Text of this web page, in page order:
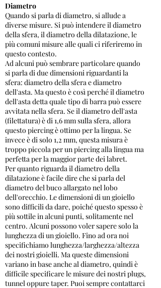
Diametro
Quando si parla di diametro, si allude a
diverse misure. Si può intendere il diametro
della sfera, il diametro della dilatazione, le
più comuni misure alle quali ci riferiremo in
questo contesto.
Ad alcuni può sembrare particolare quando
si parla di due dimensioni riguardanti la
sfera: diametro della sfera e diametro
dell'asta. Ma questo è così perché il diametro
dell'asta detta quale tipo di barra può essere
avvitata nella sfera. Se il diametro dell'asta
(filettatura) è di 1,6 mm sulla sfera, allora
questo piercing è ottimo per la lingua. Se
invece è di solo 1,2 mm, questa misura è
troppo piccola per un piercing alla lingua ma
perfetta per la maggior parte dei labret.
Per quanto riguarda il diametro della
dilatazione è facile dire che si parla del
diametro del buco allargato nel lobo
dell'orecchio. Le dimensioni di un gioiello
sono difficili da dare, poiché questo spesso è
più sottile in alcuni punti, solitamente nel
centro. Alcuni possono voler sapere solo la
lunghezza di un gioiello. Fino ad ora noi
specifichiamo lunghezza/larghezza/altezza
dei nostri gioielli. Ma queste dimensioni
variano in base anche al diametro, quindi è
difficile specificare le misure dei nostri plugs,
tunnel oppure taper. Puoi sempre contattarci